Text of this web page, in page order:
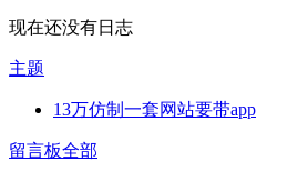
现在还没有日志
主题
13万仿制一套网站要带app
留言板全部